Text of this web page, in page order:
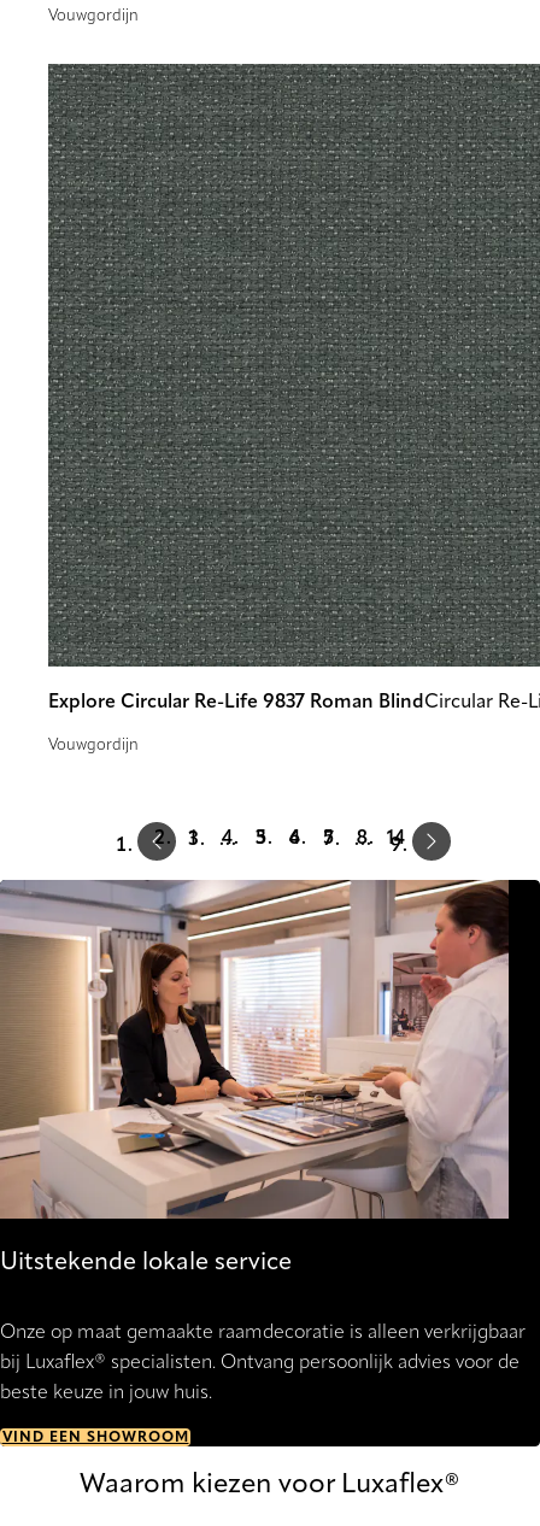
Vouwgordijn
Explore Circular Re-Life 9837 Roman Blind Circular Re-
Vouwgordijn
Prev 1 … 3 4 5 … 14 Next
Uitstekende lokale service
Onze op maat gemaakte raamdecoratie is alleen verkrijgbaar
bij Luxaflex® specialisten. Ontvang persoonlijk advies voor de
beste keuze in jouw huis.
VIND EEN SHOWROOM
Waarom kiezen voor Luxaflex®